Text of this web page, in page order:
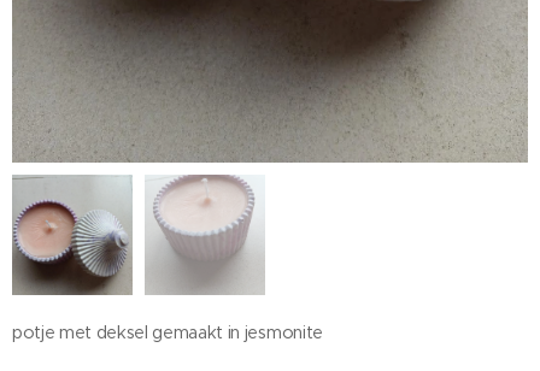
potje met deksel gemaakt in jesmonite